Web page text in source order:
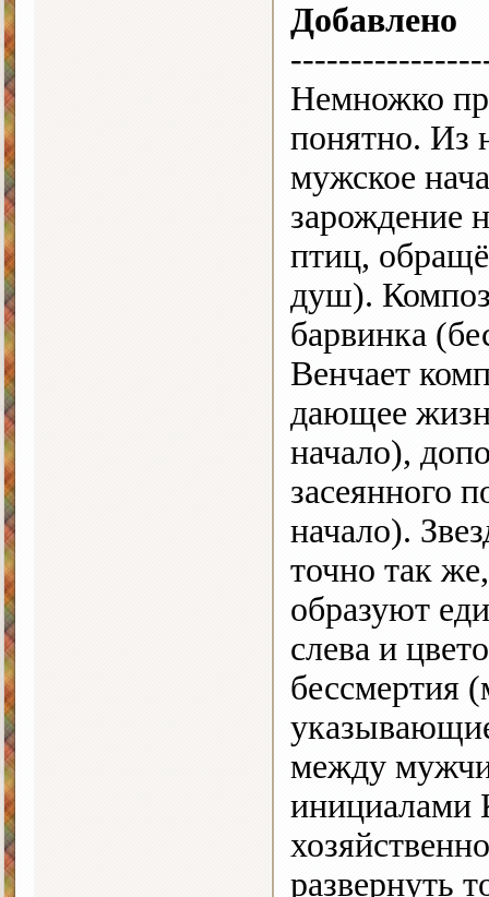
Добавлено
Немножко
понятно. Из
мужское
зарождение
птиц,
душ).
барвинка
Венчает
дающее
начало),
засеянного
начало).
точно так
образуют
слева и
бессмертия
между
инициалами
развернуть